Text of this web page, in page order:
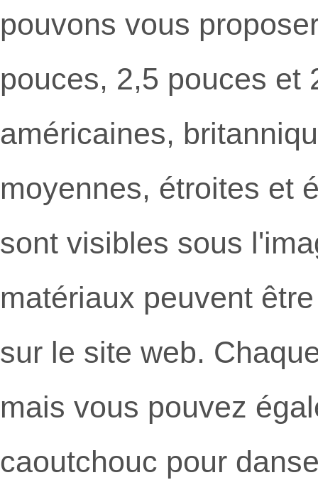
pouvons vous
pouces, 2,5 pouces et
américaines,
moyennes, étroites et
sont visibles sous
matériaux peuvent
sur le site web.
mais vous pouvez
caoutchouc pour